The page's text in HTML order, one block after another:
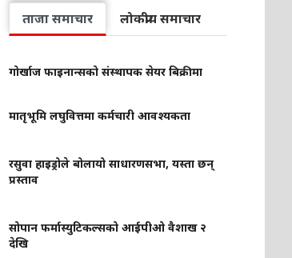
ताजा समाचार लोकप्रीय समाचार
गोर्खाज फाइनान्सको संस्थापक सेयर बिक्रीमा
मातृभूमि लघुवित्तमा कर्मचारी आवश्यकता
रसुवा हाइड्रोले बोलायो साधारणसभा, यस्ता छन्
प्रस्ताव
सोपान फर्मास्युटिकल्सको आईपीओ वैशाख २
देखि